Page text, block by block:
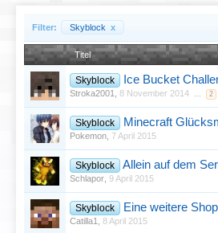
Filter: Skyblock x
Titel
Skyblock Ice Bucket
Stroka2001 8 November 2014 ... 2
Skyblock Minecraft
Pokemon 7 April 2015
Skyblock Allein auf dem
Schlapor 9 April 2015
Skyblock Eine weitere
Catilla1 8 April 2015